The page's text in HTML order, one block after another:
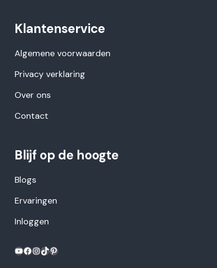
Klantenservice
Algemene voorwaarden
Privacy verklaring
Over ons
Contact
Blijf op de hoogte
Blogs
Ervaringen
Inloggen